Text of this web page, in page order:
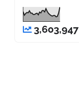
3,603,947